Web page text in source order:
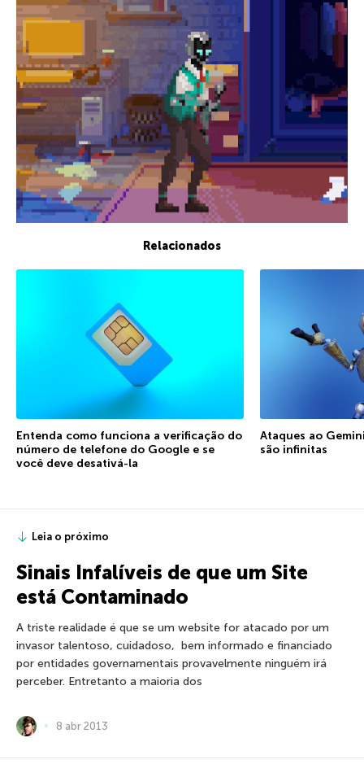
Relacionados
Entenda como funciona a verificação do
número de telefone do Google e se
você deve desativá-la
Ataques ao
são infinitas
Leia o próximo
Sinais Infalíveis de que um Site
está Contaminado
A triste realidade é que se um website for atacado por um
invasor talentoso, cuidadoso, bem informado e financiado
por entidades governamentais provavelmente ninguém irá
perceber. Entretanto a maioria dos
8 abr 2013